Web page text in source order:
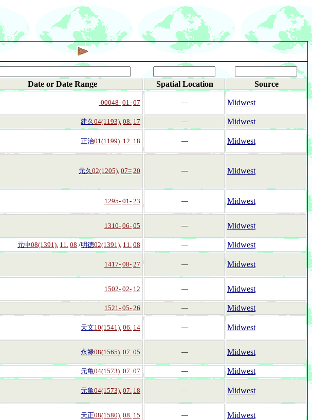
Date or Date Range Spatial Location Source
-00048- 01- 07 ― Midwest
建久 04(1193). 08. 17 ―
Midwest
正治01(1199). 12. 18 ― Midwest
元久 02(1205). 07= 20 ― Midwest
1295- 01- 23 ― Midwest
1310- 06- 05 ― Midwest
元中08(1391). 11. 08 /明徳02(1391). 11. 08 ―
Midwest
1417- 08- 27 ― Midwest
1502- 02- 12 ― Midwest
1521- 05- 26 ―
Midwest
天文10(1541). 06. 14 ― Midwest
永禄08(1565). 07. 05 ― Midwest
元亀04(1573). 07. 07 ―
Midwest
元亀04(1573). 07. 18 ― Midwest
天正08(1580). 08. 15 ― Midwest